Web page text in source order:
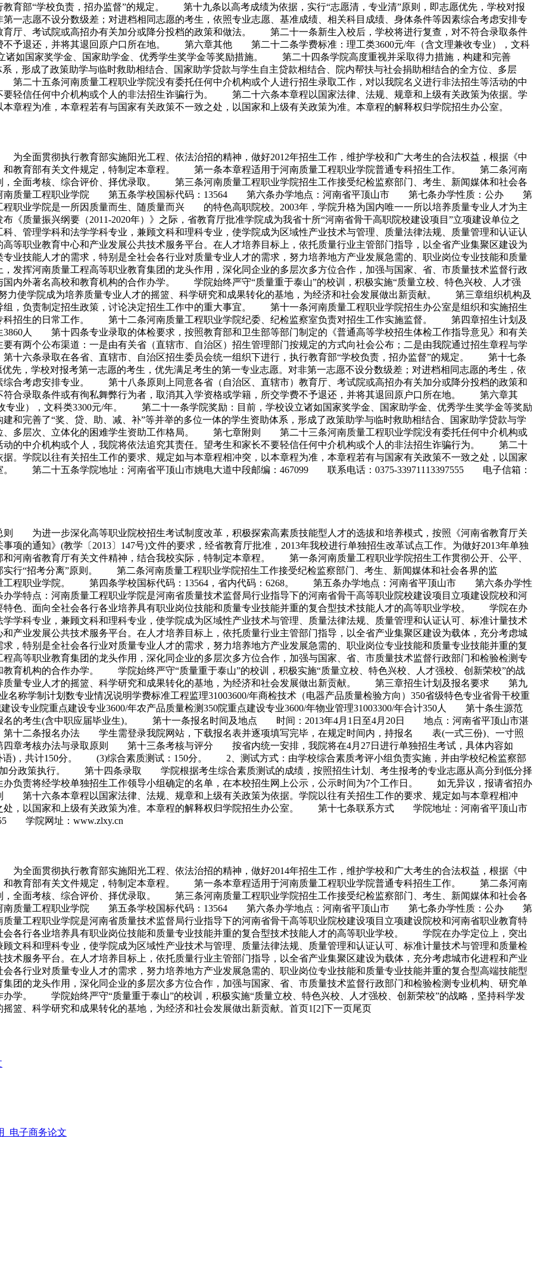
育部“学校负责，招办监督”的规定。 第十九条以高考成绩为依据，实行“志愿清，专业清”原则，即志愿优先，学校对报
一志愿不设分数级差；对进档相同志愿的考生，依照专业志愿、基准成绩、相关科目成绩、身体条件等因素综合考虑安排专
厅、考试院或高招办有关加分或降分投档的政策和做法。 第二十一条新生入校后，学校将进行复查，对不符合录取条件
不予退还，并将其退回原户口所在地。 第六章其他 第二十二条学费标准：理工类3600元/年（含文理兼收专业），文科
如国家奖学金、国家助学金、优秀学生奖学金等奖励措施。 第二十四条学院高度重视并采取得力措施，构建和完善
，形成了政策助学与临时救助相结合、国家助学贷款与学生自主贷款相结合、院内帮扶与社会捐助相结合的全方位、多层
十五条河南质量工程职业学院没有委托任何中介机构或个人进行招生录取工作，对以我院名义进行非法招生等活动的中
要轻信任何中介机构或个人的非法招生诈骗行为。 第二十六条本章程以国家法律、法规、规章和上级有关政策为依据。学
章程为准，本章程若有与国家有关政策不一致之处，以国家和上级有关政策为准。本章程的解释权归学院招生办公室。
面贯彻执行教育部实施阳光工程、依法治招的精神，做好2012年招生工作，维护学校和广大考生的合法权益，根据《中
和教育部有关文件规定，特制定本章程。 第一条本章程适用于河南质量工程职业学院普通专科招生工作。 第二条河南
，全面考核、综合评价、择优录取。 第三条河南质量工程职业学院招生工作接受纪检监察部门、考生、新闻媒体和社会各
质量工程职业学院 第五条学校国标代码：13564 第六条办学地点：河南省平顶山市 第七条办学性质：公办 第
业学院是一所因质量而生、随质量而兴 的特色高职院校。2003年，学院升格为国内唯一一所以培养质量专业人才为主
《质量振兴纲要（2011-2020年）》之际，省教育厅批准学院成为我省十所“河南省骨干高职院校建设项目”立项建设单位之
管理学科和法学学科专业，兼顾文科和理科专业，使学院成为区域性产业技术与管理、质量法律法规、质量管理和认证认
等职业教育中心和产业发展公共技术服务平台。在人才培养目标上，依托质量行业主管部门指导，以全省产业集聚区建设为
业技能人才的需求，特别是全社会各行业对质量专业人才的需求，努力培养地方产业发展急需的、职业岗位专业技能和质量
发挥河南质量工程高等职业教育集团的龙头作用，深化同企业的多层次多方位合作，加强与国家、省、市质量技术监督行政
国内外著名高校和教育机构的合作办学。 学院始终严守“质量重于泰山”的校训，积极实施“质量立校、特色兴校、人才强
力使学院成为培养质量专业人才的摇篮、科学研究和成果转化的基地，为经济和社会发展做出新贡献。 第三章组织机构及
负责制定招生政策，讨论决定招生工作中的重大事宜。 第十一条河南质量工程职业学院招生办公室是组织和实施招生
科招生的日常工作。 第十二条河南质量工程职业学院纪委、纪检监察室负责对招生工作实施监督。 第四章招生计划及
人 第十四条专业录取的体检要求，按照教育部和卫生部等部门制定的《普通高等学校招生体检工作指导意见》和有关
两个公布渠道：一是由有关省（直辖市、自治区）招生管理部门按规定的方式向社会公布；二是由我院通过招生章程与学
条录取在各省、直辖市、自治区招生委员会统一组织下进行，执行教育部“学校负责，招办监督”的规定。 第十七条
先，学校对报考第一志愿的考生，优先满足考生的第一专业志愿。对非第一志愿不设分数级差；对进档相同志愿的考生，依
综合考虑安排专业。 第十八条原则上同意各省（自治区、直辖市）教育厅、考试院或高招办有关加分或降分投档的政策和
录取条件或有徇私舞弊行为者，取消其入学资格或学籍，所交学费不予退还，并将其退回原户口所在地。 第六章其
业），文科类3300元/年。 第二十一条学院奖励：目前，学校设立诸如国家奖学金、国家助学金、优秀学生奖学金等奖励
完善了“奖、贷、助、减、补”等并举的多位一体的学生资助体系，形成了政策助学与临时救助相结合、国家助学贷款与学
、多层次、立体化的困难学生资助工作格局。 第七章附则 第二十三条河南质量工程职业学院没有委托任何中介机构或
动的中介机构或个人，我院将依法追究其责任。望考生和家长不要轻信任何中介机构或个人的非法招生诈骗行为。 第二十
。学院以往有关招生工作的要求、规定如与本章程相冲突，以本章程为准，本章程若有与国家有关政策不一致之处，以国家
。 第二十五条学院地址：河南省平顶山市姚电大道中段邮编：467099 联系电话：0375-33971113397555 电子信箱：
为进一步深化高等职业院校招生考试制度改革，积极探索高素质技能型人才的选拔和培养模式，按照《河南省教育厅关
项的通知》(教学〔2013〕147号)文件的要求，经省教育厅批准，2013年我校进行单独招生改革试点工作。为做好2013年单独
河南省教育厅有关文件精神，结合我校实际，特制定本章程。 第一条河南质量工程职业学院招生工作贯彻公开、公平、
实行“招考分离”原则。 第二条河南质量工程职业学院招生工作接受纪检监察部门、考生、新闻媒体和社会各界的监
职业学院。 第四条学校国标代码：13564，省内代码：6268。 第五条办学地点：河南省平顶山市 第六条办学性
点：河南质量工程职业学院是河南省质量技术监督局行业指导下的河南省骨干高等职业院校建设项目立项建设院校和河
特色、面向全社会各行各业培养具有职业岗位技能和质量专业技能并重的复合型技术技能人才的高等职业学校。 学院在办
学科专业，兼顾文科和理科专业，使学院成为区域性产业技术与管理、质量法律法规、质量管理和认证认可、标准计量技术
产业发展公共技术服务平台。在人才培养目标上，依托质量行业主管部门指导，以全省产业集聚区建设为载体，充分考虑城
，特别是全社会各行业对质量专业人才的需求，努力培养地方产业发展急需的、职业岗位专业技能和质量专业技能并重的复
高等职业教育集团的龙头作用，深化同企业的多层次多方位合作，加强与国家、省、市质量技术监督行政部门和检验检测专
教育机构的合作办学。 学院始终严守“质量重于泰山”的校训，积极实施“质量立校、特色兴校、人才强校、创新荣校”的战
质量专业人才的摇篮、科学研究和成果转化的基地，为经济和社会发展做出新贡献。 第三章招生计划及报名要求 第九
名称学制计划数专业情况说明学费标准工程监理31003600/年商检技术（电器产品质量检验方向）350省级特色专业省骨干校重
设专业院重点建设专业3600/年农产品质量检测350院重点建设专业3600/年物业管理31003300/年合计350人 第十条生源范
名的考生(含中职应届毕业生)。 第十一条报名时间及地点 时间：2013年4月1日至4月20日 地点：河南省平顶山市湛
十二条报名办法 学生需登录我院网站，下载报名表并逐项填写完毕，在规定时间内，持报名 表(一式三份)、一寸照
章考核办法与录取原则 第十三条考核与评分 按省内统一安排，我院将在4月27日进行单独招生考试，具体内容如
共计150分。 (3)综合素质测试：150分。 2、测试方式：由学校综合素质考评小组负责实施，并由学校纪检监察部
分政策执行。 第十四条录取 学院根据考生综合素质测试的成绩，按照招生计划、考生报考的专业志愿从高分到低分择
将经学校单独招生工作领导小组确定的名单，在本校招生网上公示，公示时间为7个工作日。 如无异议，报请省招办
十六条本章程以国家法律、法规、规章和上级有关政策为依据。学院以往有关招生工作的要求、规定如与本章程相冲
处，以国家和上级有关政策为准。本章程的解释权归学院招生办公室。 第十七条联系方式 学院地址：河南省平顶山市
学院网址：www.zlxy.cn
面贯彻执行教育部实施阳光工程、依法治招的精神，做好2014年招生工作，维护学校和广大考生的合法权益，根据《中
和教育部有关文件规定，特制定本章程。 第一条本章程适用于河南质量工程职业学院普通专科招生工作。 第二条河南
，全面考核、综合评价、择优录取。 第三条河南质量工程职业学院招生工作接受纪检监察部门、考生、新闻媒体和社会各
质量工程职业学院 第五条学校国标代码：13564 第六条办学地点：河南省平顶山市 第七条办学性质：公办 第
工程职业学院是河南省质量技术监督局行业指导下的河南省骨干高等职业院校建设项目立项建设院校和河南省职业教育特
会各行各业培养具有职业岗位技能和质量专业技能并重的复合型技术技能人才的高等职业学校。 学院在办学定位上，突出
文科和理科专业，使学院成为区域性产业技术与管理、质量法律法规、质量管理和认证认可、标准计量技术与管理和质量检
术服务平台。在人才培养目标上，依托质量行业主管部门指导，以全省产业集聚区建设为载体，充分考虑城市化进程和产业
各行业对质量专业人才的需求，努力培养地方产业发展急需的、职业岗位专业技能和质量专业技能并重的复合型高端技能型
团的龙头作用，深化同企业的多层次多方位合作，加强与国家、省、市质量技术监督行政部门和检验检测专业机构、研究单
学。 学院始终严守“质量重于泰山”的校训，积极实施“质量立校、特色兴校、人才强校、创新荣校”的战略，坚持科学发
篮、科学研究和成果转化的基地，为经济和社会发展做出新贡献。首页1[2]下一页尾页
_电子商务论文